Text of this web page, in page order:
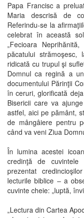
Papa Francisc a
Maria descrisă de
Referindu-se la
celebrat în această
„Fecioara
păcatului
ridicată cu trupul şi
Domnul ca regină a
documentului Părinţii
în ceruri, glorificată
Bisericii care va
astfel, aici pe pământ,
de mângâiere pentru
când va veni Ziua
În lumina acestei
credinţă de cuvintele
prezentat
lecturile biblice – a
cuvinte cheie: „luptă,
„Lectura din Cartea